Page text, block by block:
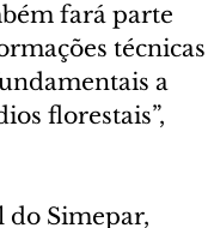
fará parte
técnicas
a
florestais”,
do Simepar,